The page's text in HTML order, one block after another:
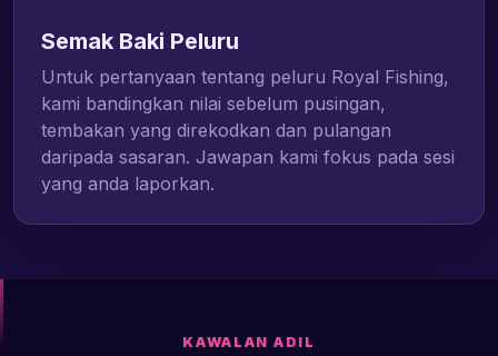
Semak Baki Peluru
Untuk pertanyaan tentang peluru Royal Fishing,
kami bandingkan nilai sebelum pusingan,
tembakan yang direkodkan dan pulangan
daripada sasaran. Jawapan kami fokus pada sesi
yang anda laporkan.
KAWALAN ADIL